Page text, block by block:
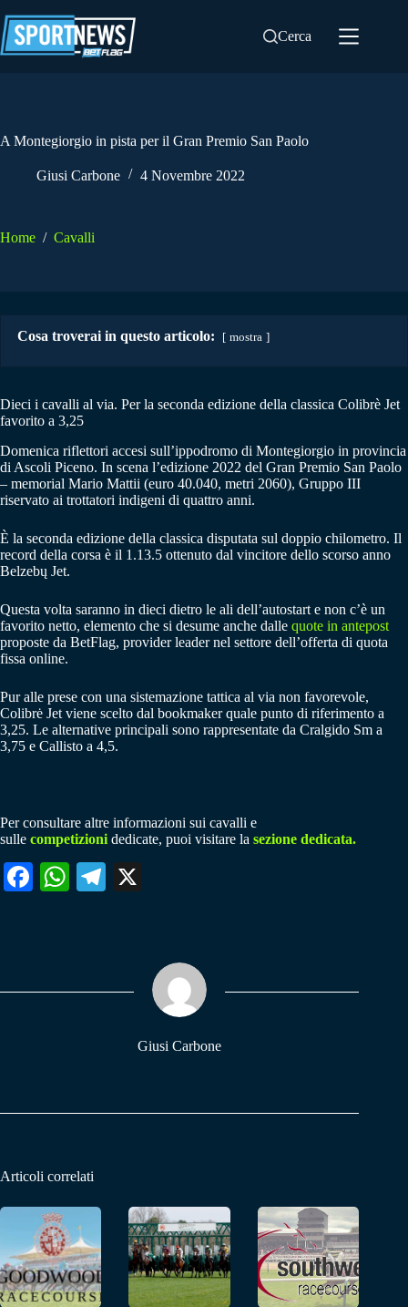
al
contenuto
Cerca
A Montegiorgio in pista per il Gran Premio San Paolo
Giusi Carbone 4 Novembre 2022
Home / Cavalli
Cosa troverai in questo articolo: mostra
Dieci i cavalli al via. Per la seconda edizione della classica Colibrè Jet
favorito a 3,25
Domenica riflettori accesi sull’ippodromo di Montegiorgio in provincia
di Ascoli Piceno. In scena l’edizione 2022 del Gran Premio San Paolo
– memorial Mario Mattii (euro 40.040, metri 2060), Gruppo III
riservato ai trottatori indigeni di quattro anni.
È la seconda edizione della classica disputata sul doppio chilometro. Il
record della corsa è il 1.13.5 ottenuto dal vincitore dello scorso anno
Belzebų Jet.
Questa volta saranno in dieci dietro le ali dell’autostart e non c’è un
favorito netto, elemento che si desume anche dalle quote in antepost
proposte da BetFlag, provider leader nel settore dell’offerta di quota
fissa online.
Pur alle prese con una sistemazione tattica al via non favorevole,
Colibrė Jet viene scelto dal bookmaker quale punto di riferimento a
3,25. Le alternative principali sono rappresentate da Cralgido Sm a
3,75 e Callisto a 4,5.
Per consultare altre informazioni sui cavalli e
sulle competizioni dedicate, puoi visitare la sezione dedicata.
Fa W
pp
Te
m
Giusi Carbone
Articoli correlati